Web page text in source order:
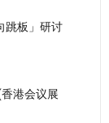
跳板」研讨
港会议展